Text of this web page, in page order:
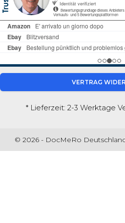
VERTRAG
* Lieferzeit: 2-3 Werktage
© 2026 - DocMeRo